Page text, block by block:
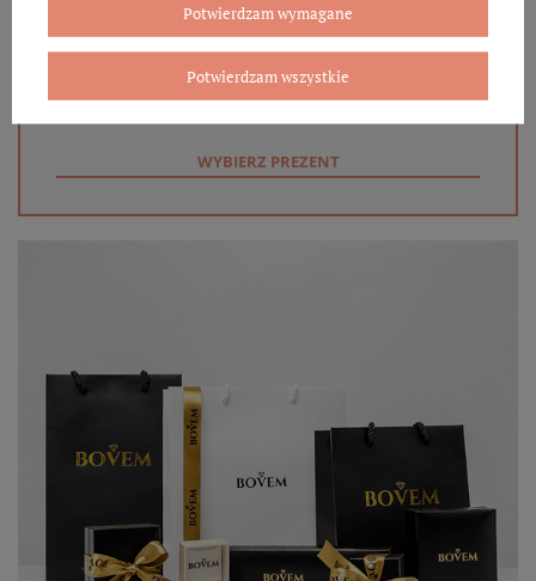
Biżuterię i zegarki zakupione w sklepie internetowym
BOVEM otrzymasz jako gotowy do wręczenia upominek. Do
każdego zamówienia dołączamy pudełko ze skóry
ekologicznej oraz elegancką torebkę. Rozmiary i wzory
WYBIERZ PREZENT
Potwierdzam wymagane
Potwierdzam wszystkie